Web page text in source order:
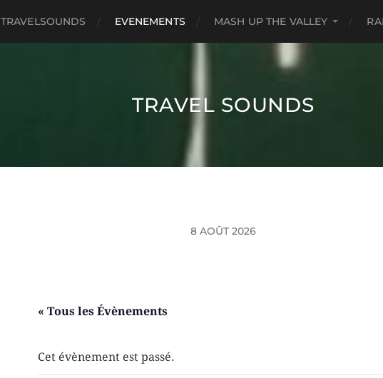
TRAVELSOUNDS EVENEMENTS MASH UP THE VALLEY
TRAVEL SOUNDS
8 AOÛT 2026
« Tous les Évènements
Cet évènement est passé.